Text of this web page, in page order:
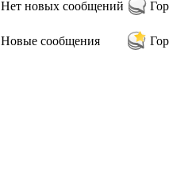
Нет новых сообщений
Новые сообщения